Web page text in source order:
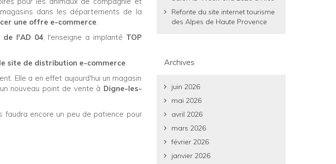
dans les départements de la
une offre e-commerce
de l'AD 04, l'enseigne a implanté TOP
site de distribution e-commerce
Elle a en effet aujourd'hui un magasin
nouveau point de vente à Digne-les-
faudra encore un peu de patience pour
Refonte du site internet tourisme
des Alpes de Haute Provence
Archives
juin 2026
mai 2026
avril 2026
mars 2026
février 2026
janvier 2026